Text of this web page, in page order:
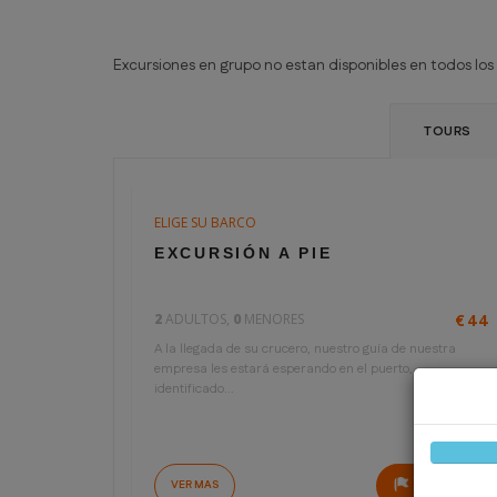
Excursiones en grupo no estan disponibles en todos
TOURS
3 horas
ELIGE SU BARCO
EXCURSIÓN A PIE
2ADULTOS, 0 MENORES €44
A la llegada de su crucero, nuestro guía de nuestra
empresa les estará esperando en el puerto,
identificado...
VER MAS